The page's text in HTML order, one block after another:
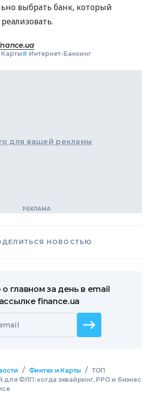
выбрать банк, который
# Интернет-Банкинг
для вашей рекламы
НОВОСТЬЮ
главном за день в email
finance.ua
/ Финтех и Карты / ТОП
для ФЛП: когда эквайринг, РРО и бизнес